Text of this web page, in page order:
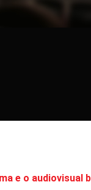
e o audiovisual